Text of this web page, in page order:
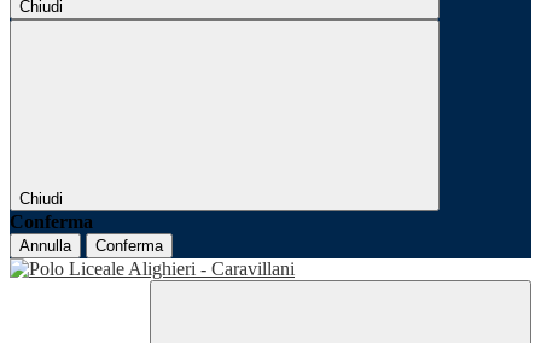
Chiudi
Chiudi
Conferma
Annulla Conferma